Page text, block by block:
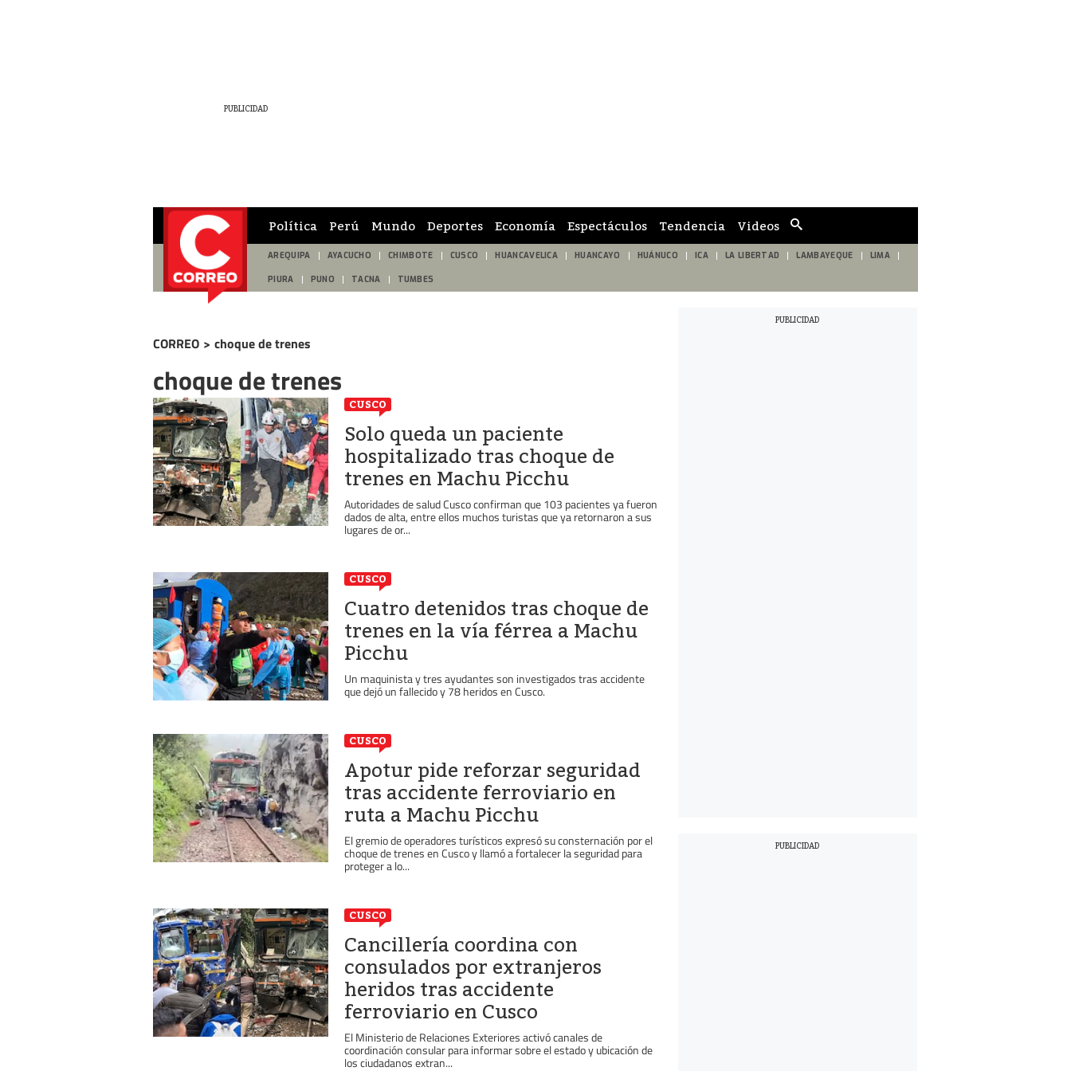
de
búsqueda
Política Perú Mundo Deportes Economía Espectáculos Tendencia Videos
AREQUIPA AYACUCHO CHIMBOTE CUSCO HUANCAVELICA HUANCAYO HUÁNUCO ICA LA LIBERTAD LAMBAYEQUE LIMA
PIURA PUNO TACNA TUMBES
CORREO > choque de trenes
choque de trenes
CUSCO
Solo queda un paciente
hospitalizado tras choque de
trenes en Machu Picchu
Autoridades de salud Cusco confirman que 103 pacientes ya fueron
dados de alta, entre ellos muchos turistas que ya retornaron a sus
lugares de or...
CUSCO
Cuatro detenidos tras choque de
trenes en la vía férrea a Machu
Picchu
Un maquinista y tres ayudantes son investigados tras accidente
que dejó un fallecido y 78 heridos en Cusco.
CUSCO
Apotur pide reforzar seguridad
tras accidente ferroviario en
ruta a Machu Picchu
El gremio de operadores turísticos expresó su consternación por el
choque de trenes en Cusco y llamó a fortalecer la seguridad para
proteger a lo...
CUSCO
Cancillería coordina con
consulados por extranjeros
heridos tras accidente
ferroviario en Cusco
El Ministerio de Relaciones Exteriores activó canales de
coordinación consular para informar sobre el estado y ubicación de
los ciudadanos extran...